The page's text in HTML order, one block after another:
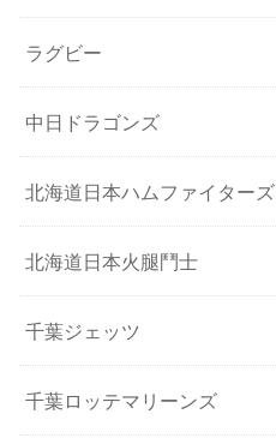
ラグビー
中日ドラゴンズ
北海道日本ハムファイターズ
北海道日本火腿鬥士
千葉ジェッツ
千葉ロッテマリーンズ